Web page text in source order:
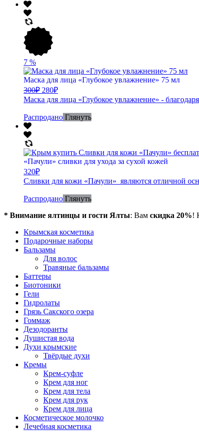
7 %
Маска для лица «Глубокое увлажнение» 75 мл
300₽ 280₽
Маска для лица «Глубокое увлажнение» -
Распродано Глянуть
«Пачули» сливки для ухода за сухой кожей
320₽
Сливки для кожи «Пачули» являются отличной
Распродано Глянуть
* Внимание ялтинцы и гости Ялты: Вам скидка 20%!
Крымская косметика
Подарочные наборы
Бальзамы
Для волос
Травяные бальзамы
Баттеры
Биотоники
Гели
Гидролаты
Грязь Сакского озера
Гоммаж
Дезодоранты
Душистая вода
Духи крымские
Твёрдые духи
Кремы
Крем-суфле
Крем для ног
Крем для тела
Крем для рук
Крем для лица
Косметическое молочко
Лечебная косметика